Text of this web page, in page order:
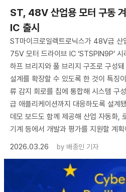
ST, 48V 산업용 모터 구동
IC 출시
ST마이크로일렉트로닉스가 48V급 산
75V 모터 드라이브 IC ‘STSPIN9P’
하프 브리지와 풀 브리지 구조로 구성
설계를 확장할 수 있도록 한 것이 특징
류 감지 회로를 칩에 통합해 시스템 구
급 애플리케이션까지 대응하도록 설계
데모 보드도 함께 제공해 산업 자동화,
기계 등에서 개발과 평가를 지원할 계획
2026.03.26
by 배종인 기자